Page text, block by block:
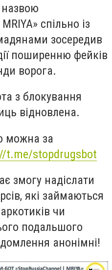
назвою
спільно із
зосередив
поширенню фейків
ворога.
з блокування
відновлена.
можна за
t.me/stopdrugsbot
змогу надіслати
які займаються
чи
подальшого
анонімні!